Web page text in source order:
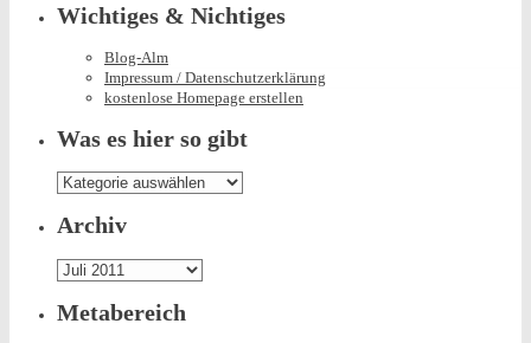
Wichtiges & Nichtiges
Blog-Alm
Impressum / Datenschutzerklärung
kostenlose Homepage erstellen
Was es hier so gibt
Was
es
hier
so
gibt
Archiv
Archiv
Metabereich